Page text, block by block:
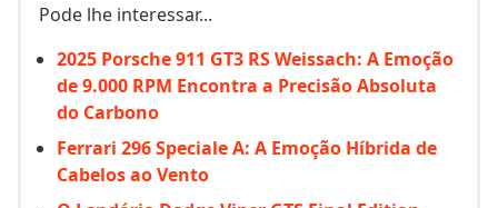
Pode lhe interessar...
2025 Porsche 911 GT3 RS Weissach: A Emoção
de 9.000 RPM Encontra a Precisão Absoluta
do Carbono
Ferrari 296 Speciale A: A Emoção Híbrida de
Cabelos ao Vento